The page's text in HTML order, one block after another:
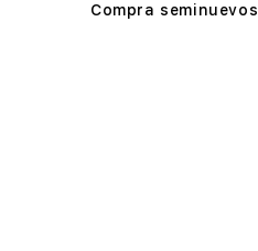
Compra seminuevos